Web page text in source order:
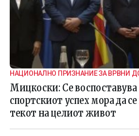
НАЦИОНАЛНО ПРИЗНАНИЕ ЗА ВРВНИ
Мицкоски: Се
спортскиот успех мора да
текот на целиот живот